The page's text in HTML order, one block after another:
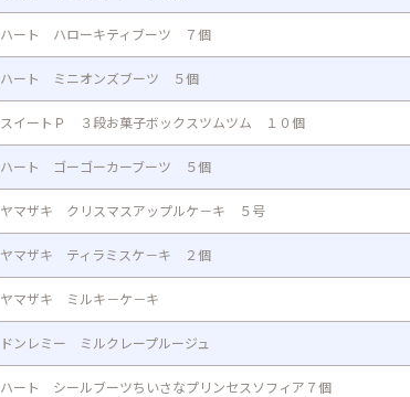
ハート ハローキティブーツ ７個
ハート ミニオンズブーツ ５個
スイートＰ ３段お菓子ボックスツムツム １０個
ハート ゴーゴーカーブーツ ５個
ヤマザキ クリスマスアップルケ－キ ５号
ヤマザキ ティラミスケ－キ ２個
ヤマザキ ミルキ－ケ－キ
ドンレミー ミルクレープルージュ
ハート シールブーツちいさなプリンセスソフィア７個